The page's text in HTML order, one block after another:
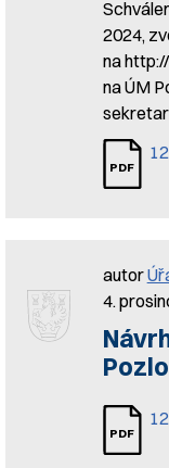
2024,
na
na ÚM
autor
4.